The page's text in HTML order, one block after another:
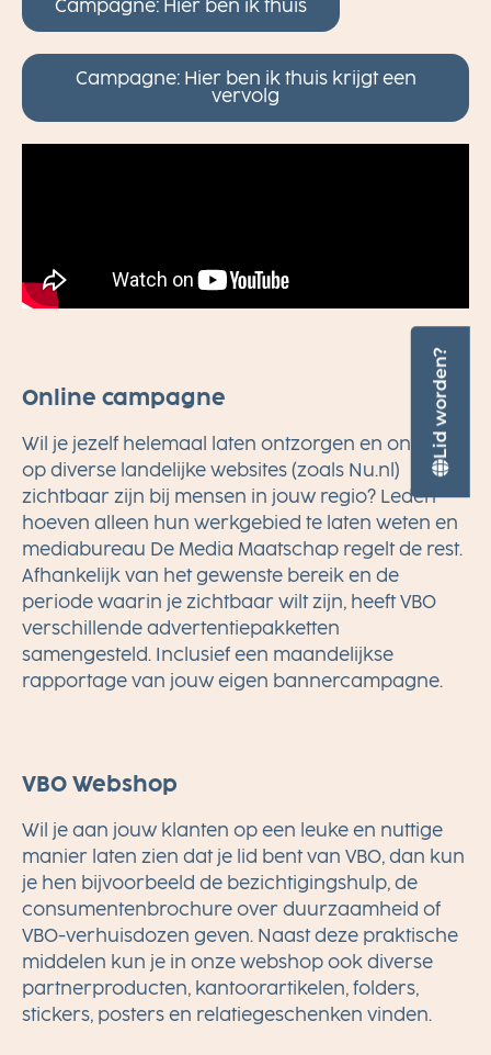
Campagne: Hier ben ik thuis
Campagne: Hier ben ik thuis krijgt een
vervolg
Online campagne
Wil je jezelf helemaal laten ontzorgen en online
op diverse landelijke websites (zoals Nu.nl)
zichtbaar zijn bij mensen in jouw regio? Leden
hoeven alleen hun werkgebied te laten weten en
mediabureau De Media Maatschap regelt de rest.
Afhankelijk van het gewenste bereik en de
periode waarin je zichtbaar wilt zijn, heeft VBO
verschillende advertentiepakketten
samengesteld. Inclusief een maandelijkse
rapportage van jouw eigen bannercampagne.
VBO Webshop
Wil je aan jouw klanten op een leuke en nuttige
manier laten zien dat je lid bent van VBO, dan kun
je hen bijvoorbeeld de bezichtigingshulp, de
consumentenbrochure over duurzaamheid of
VBO-verhuisdozen geven. Naast deze praktische
middelen kun je in onze webshop ook diverse
partnerproducten, kantoorartikelen, folders,
stickers, posters en relatiegeschenken vinden.
Lid worden?